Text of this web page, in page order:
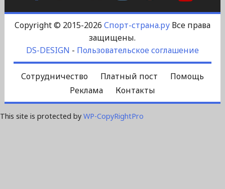
Copyright © 2015-2026 Спорт-страна.руВсе права
защищены.
DS-DESIGN - Пользовательское соглашение
Сотрудничество Платный пост
Помощь
Реклама
Контакты
This site is protected by WP-CopyRightPro